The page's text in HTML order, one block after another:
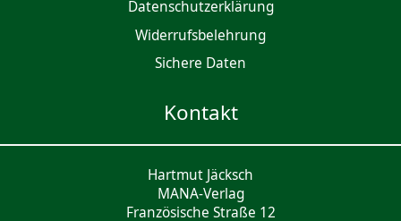
Daten­schutz­er­klärung
Widerrufsbelehrung
Sichere Daten
Kontakt
Hartmut Jäcksch
MANA-Verlag
Französische Straße 12